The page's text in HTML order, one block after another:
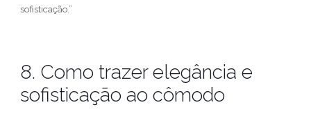
sofisticação.”
8. Como trazer elegância e
sofisticação ao cômodo